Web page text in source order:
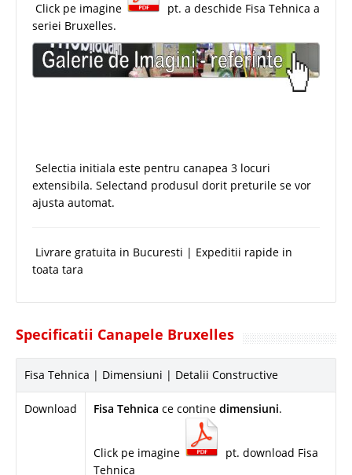
Click pe imagine
pt. a deschide Fisa Tehnica a
seriei Bruxelles.
Selectia initiala este pentru canapea 3 locuri
extensibila. Selectand produsul dorit preturile se vor
ajusta automat.
Livrare gratuita in Bucuresti | Expeditii rapide in
toata tara
Specificatii Canapele Bruxelles
Fisa Tehnica | Dimensiuni | Detalii Constructive
Download Fisa Tehnica ce contine dimensiuni.
Click pe imagine
pt. download Fisa
Tehnica